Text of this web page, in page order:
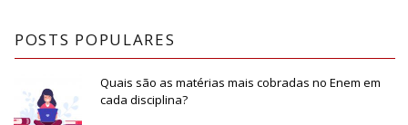
POSTS POPULARES
Quais são as matérias mais cobradas no Enem em
cada disciplina?